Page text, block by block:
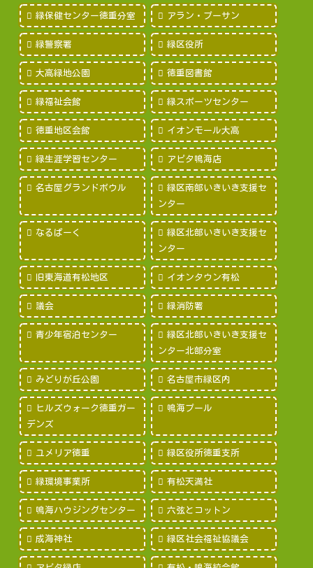
緑保健センター徳重分室 アラン・プーサン
緑警察署 緑区役所
大高緑地公園 徳重図書館
緑福祉会館 緑スポーツセンター
徳重地区会館 イオンモール大高
緑生涯学習センター アピタ鳴海店
名古屋グランドボウル
緑区南部いきいき支援セ
ンター
なるぱーく
緑区北部いきいき支援セ
ンター
旧東海道有松地区 イオンタウン有松
議会 緑消防署
青少年宿泊センター
緑区北部いきいき支援セ
ンター北部分室
みどりが丘公園 名古屋市緑区内
ヒルズウォーク徳重ガー
デンズ
鳴海プール
ユメリア徳重 緑区役所徳重支所
緑環境事業所 有松天満社
鳴海ハウジングセンター 六弦とコットン
成海神社 緑区社会福祉協議会